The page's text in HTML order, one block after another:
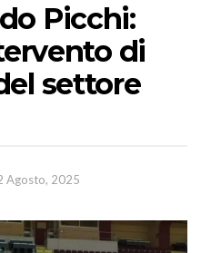
Picchi:
di
settore
Agosto, 2025